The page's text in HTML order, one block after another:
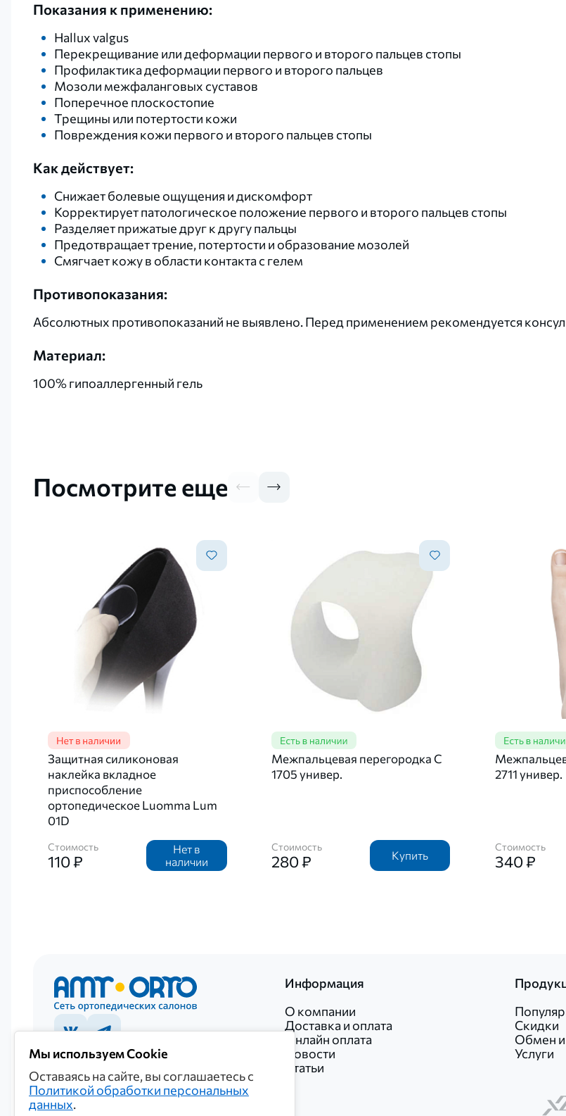
Показания к применению:
Hallux valgus
Перекрещивание или деформации первого и второго пальцев стопы
Профилактика деформации первого и второго пальцев
Мозоли межфаланговых суставов
Поперечное плоскостопие
Трещины или потертости кожи
Повреждения кожи первого и второго пальцев стопы
Как действует:
Снижает болевые ощущения и дискомфорт
Корректирует патологическое положение первого и второго пальцев стопы
Разделяет прижатые друг к другу пальцы
Предотвращает трение, потертости и образование мозолей
Смягчает кожу в области контакта с гелем
Противопоказания:
Абсолютных противопоказаний не выявлено. Перед применением рекомендуется
Материал:
100% гипоаллергенный гель
Посмотрите еще
Защитная силиконовая
наклейка вкладное
приспособление
ортопедическое Luomma Lum
01D
Стоимость
110 ₽
Нет в
наличии
Межпальцевая перегородка C
1705 универ.
Стоимость
280 ₽ Купить
2711 универ.
Стоимость
340 ₽
+7 922 027-20-52
+7 922 027-20-52
Информация
О компании
Доставка и оплата
Онлайн оплата
Новости
Статьи
Скидки
Обмен и
Услуги
Политика обработки персональных данных
Мы используем Cookie
Оставаясь на сайте, вы соглашаетесь с
Политикой обработки персональных
данных.